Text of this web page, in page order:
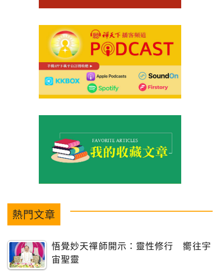
熱門文章
悟覺妙天禪師開示：靈性修行 嚮往宇
宙聖靈